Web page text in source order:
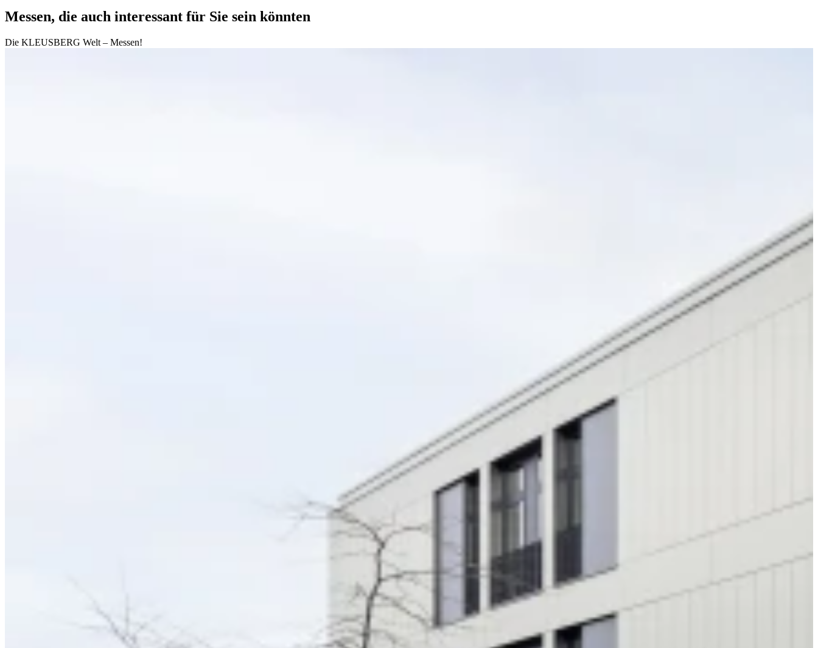
Messen, die auch interessant für Sie sein könnten
Die KLEUSBERG Welt – Messen!